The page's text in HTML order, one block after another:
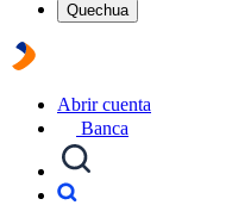
Quechua
Abrir cuenta
Banca